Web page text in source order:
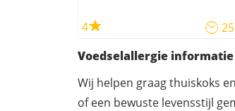
4
Voedselallergie informatie
Wij helpen graag thuiskoks
of een bewuste levensstijl